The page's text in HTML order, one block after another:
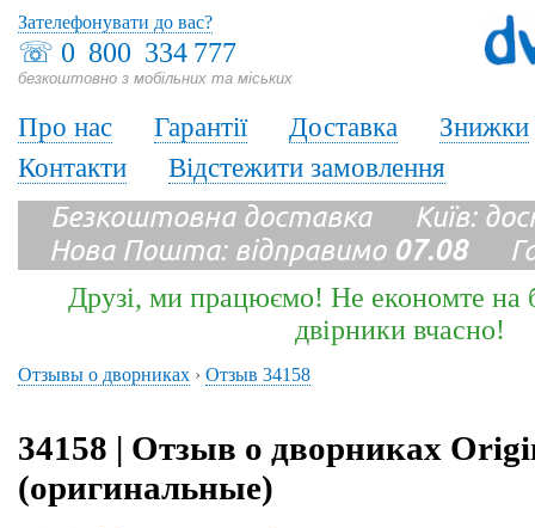
☏ 0 800 334 777
безкоштовно з мобільних та міських
Зателефонувати до вас?
Про нас Гарантії Доставка
Знижки
Контакти
Відстежити замовлення
Безкоштовна доставка Київ:
Нова Пошта: відправимо 07.08
Друзі, ми працюємо! Не економте на
двірники вчасно!
Отзывы о дворниках › Отзыв 34158
34158 | Отзыв о дворниках
(оригинальные)